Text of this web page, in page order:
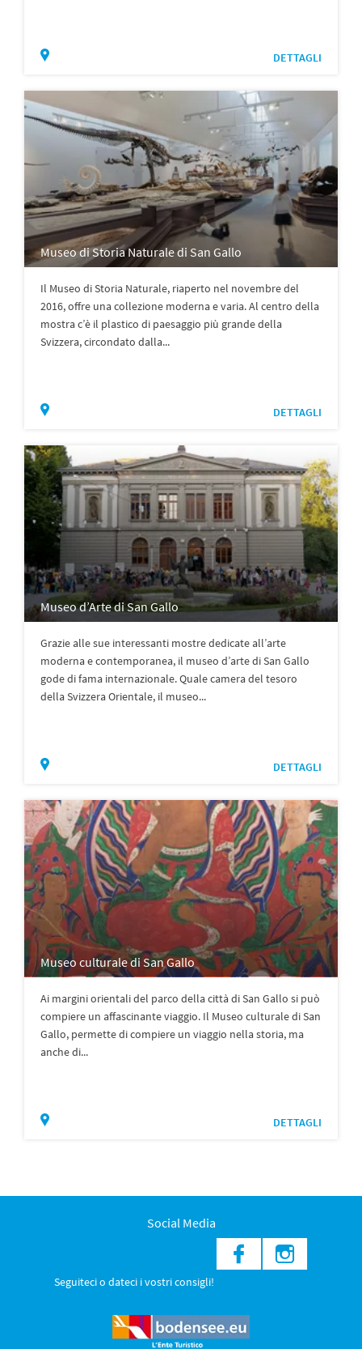
DETTAGLI
Museo di Storia Naturale di San Gallo
Il Museo di Storia Naturale, riaperto nel novembre del
2016, offre una collezione moderna e varia. Al centro della
mostra c’è il plastico di paesaggio più grande della
Svizzera, circondato dalla...
DETTAGLI
Museo d’Arte di San Gallo
Grazie alle sue interessanti mostre dedicate all’arte
moderna e contemporanea, il museo d’arte di San Gallo
gode di fama internazionale. Quale camera del tesoro
della Svizzera Orientale, il museo...
DETTAGLI
Museo culturale di San Gallo
Ai margini orientali del parco della città di San Gallo si può
compiere un affascinante viaggio. Il Museo culturale di San
Gallo, permette di compiere un viaggio nella storia, ma
anche di...
DETTAGLI
Social Media
Seguiteci o dateci i vostri consigli!